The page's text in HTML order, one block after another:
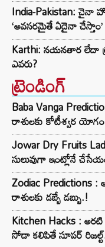
India-Pakistan: చైనా
‘అవసరమైతే ఏదైనా
Karthi: నయనతార లేదా
ఎవరు?
ట్రెండింగ్‌
Baba Vanga
రాశులకు కోటీశ్వర
Jowar Dry Fruits
సులువుగా ఇంట్లోనే
Zodiac Predictions
రాశులకు డబ్బే డబ్బు.!
Kitchen Hacks :
సోడా కలిపితే సూపర్